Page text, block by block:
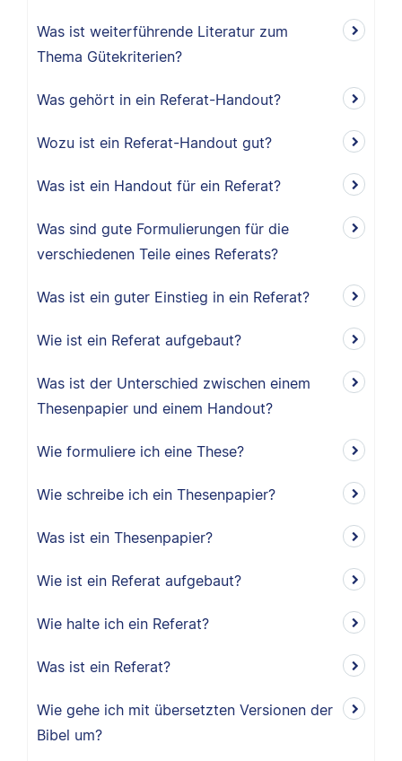
Was ist weiterführende Literatur zum
Thema Gütekriterien?
Was gehört in ein Referat-Handout?
Wozu ist ein Referat-Handout gut?
Was ist ein Handout für ein Referat?
Was sind gute Formulierungen für die
verschiedenen Teile eines Referats?
Was ist ein guter Einstieg in ein Referat?
Wie ist ein Referat aufgebaut?
Was ist der Unterschied zwischen einem
Thesenpapier und einem Handout?
Wie formuliere ich eine These?
Wie schreibe ich ein Thesenpapier?
Was ist ein Thesenpapier?
Wie ist ein Referat aufgebaut?
Wie halte ich ein Referat?
Was ist ein Referat?
Wie gehe ich mit übersetzten Versionen der
Bibel um?